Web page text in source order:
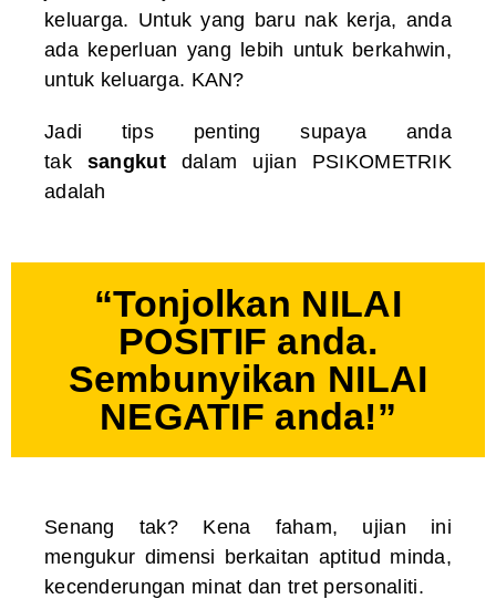
keluarga. Untuk yang baru nak kerja, anda
ada keperluan yang lebih untuk berkahwin,
untuk keluarga. KAN?
Jadi tips penting supaya anda
tak sangkut dalam ujian PSIKOMETRIK
adalah
“Tonjolkan NILAI
POSITIF anda.
Sembunyikan NILAI
NEGATIF anda!”
Senang tak? Kena faham, ujian ini
mengukur dimensi berkaitan aptitud minda,
kecenderungan minat dan tret personaliti.